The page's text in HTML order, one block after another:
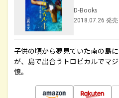
D-Books
2018.07.26 発売
子供の頃から夢見ていた南の島
が、島で出合うトロピカルでマ
憶。